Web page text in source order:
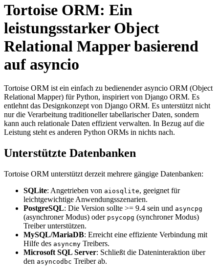
Tortoise ORM: Ein
leistungsstarker Object
Relational Mapper basierend
auf asyncio
Tortoise ORM ist ein einfach zu bedienender asyncio ORM (Object
Relational Mapper) für Python, inspiriert von Django ORM. Es
entlehnt das Designkonzept von Django ORM. Es unterstützt nicht
nur die Verarbeitung traditioneller tabellarischer Daten, sondern
kann auch relationale Daten effizient verwalten. In Bezug auf die
Leistung steht es anderen Python ORMs in nichts nach.
Unterstützte Datenbanken
Tortoise ORM unterstützt derzeit mehrere gängige Datenbanken:
SQLite: Angetrieben von aiosqlite, geeignet für
leichtgewichtige Anwendungsszenarien.
PostgreSQL: Die Version sollte >= 9.4 sein und asyncpg
(asynchroner Modus) oder psycopg (synchroner Modus)
Treiber unterstützen.
MySQL/MariaDB: Erreicht eine effiziente Verbindung mit
Hilfe des asyncmy Treibers.
Microsoft SQL Server: Schließt die Dateninteraktion über
den asyncodbc Treiber ab.